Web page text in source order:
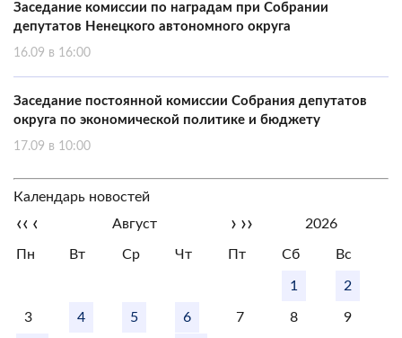
Заседание комиссии по наградам при Собрании
депутатов Ненецкого автономного округа
16.09 в 16:00
Заседание постоянной комиссии Собрания депутатов
округа по экономической политике и бюджету
17.09 в 10:00
Календарь новостей
‹‹ ‹ Август › ›› 2026
Пн Вт Ср Чт Пт Сб Вс
1 2
3 4 5 6 7 8 9